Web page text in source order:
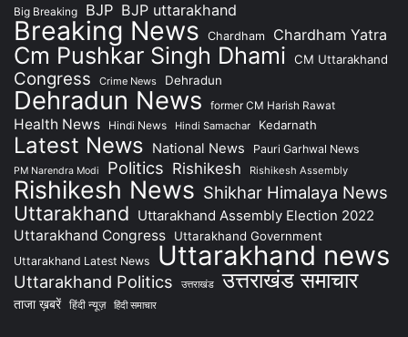
Big Breaking BJP BJP uttarakhand
Breaking News Chardham Chardham Yatra
Cm Pushkar Singh Dhami CM Uttarakhand
Congress Crime News Dehradun
Dehradun News former CM Harish Rawat
Health News Hindi News Hindi Samachar Kedarnath
Latest News National News Pauri Garhwal News
PM Narendra Modi Politics Rishikesh Rishikesh Assembly
Rishikesh News Shikhar Himalaya News
Uttarakhand Uttarakhand Assembly Election 2022
Uttarakhand Congress
Uttarakhand Government
Uttarakhand Latest News Uttarakhand news
Uttarakhand Politics उत्तराखंड उत्तराखंड समाचार
ताजा ख़बरें हिंदी न्यूज़ हिंदी समाचार